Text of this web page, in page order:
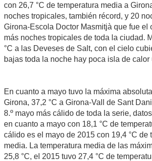
con 26,7 °C de temperatura media a
noches tropicales, también récord, y 20
Girona-Escola Doctor Masmitjà que fue el
más noches tropicales de toda la ciudad.
°C a las Deveses de Salt, con el cielo
bajas toda la noche hay poca isla de calor
En cuanto a mayo tuvo la máxima
Girona, 37,2 °C a Girona-Vall de Sant
8.º mayo más cálido de toda la serie,
en cuanto a mayo con 18,1 °C de
cálido es el mayo de 2015 con 19,4 °C de
media. La temperatura media de las
25,8 °C, el 2015 tuvo 27,4 °C de